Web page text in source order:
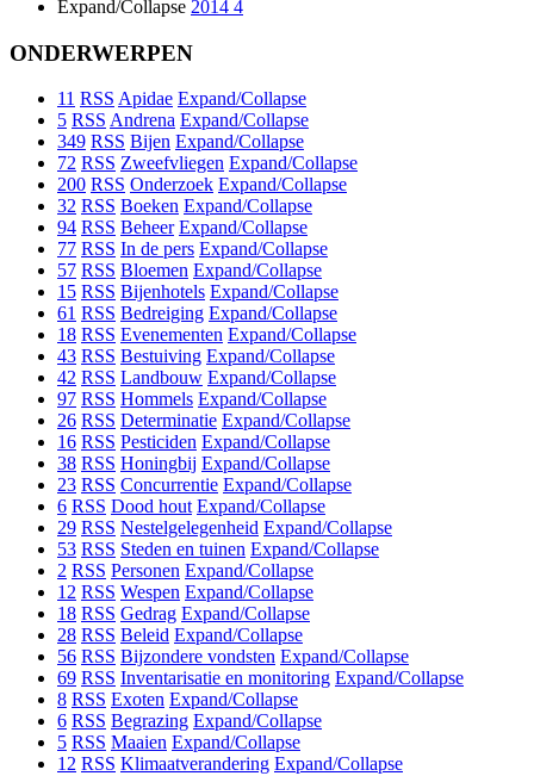
Expand/Collapse 2014 4
ONDERWERPEN
11 RSS Apidae Expand/Collapse
5 RSS Andrena Expand/Collapse
349 RSS Bijen Expand/Collapse
72 RSS Zweefvliegen Expand/Collapse
200 RSS Onderzoek Expand/Collapse
32 RSS Boeken Expand/Collapse
94 RSS Beheer Expand/Collapse
77 RSS In de pers Expand/Collapse
57 RSS Bloemen Expand/Collapse
15 RSS Bijenhotels Expand/Collapse
61 RSS Bedreiging Expand/Collapse
18 RSS Evenementen Expand/Collapse
43 RSS Bestuiving Expand/Collapse
42 RSS Landbouw Expand/Collapse
97 RSS Hommels Expand/Collapse
26 RSS Determinatie Expand/Collapse
16 RSS Pesticiden Expand/Collapse
38 RSS Honingbij Expand/Collapse
23 RSS Concurrentie Expand/Collapse
6 RSS Dood hout Expand/Collapse
29 RSS Nestelgelegenheid Expand/Collapse
53 RSS Steden en tuinen Expand/Collapse
2 RSS Personen Expand/Collapse
12 RSS Wespen Expand/Collapse
18 RSS Gedrag Expand/Collapse
28 RSS Beleid Expand/Collapse
56 RSS Bijzondere vondsten Expand/Collapse
69 RSS Inventarisatie en monitoring Expand/Collapse
8 RSS Exoten Expand/Collapse
6 RSS Begrazing Expand/Collapse
5 RSS Maaien Expand/Collapse
12 RSS Klimaatverandering Expand/Collapse